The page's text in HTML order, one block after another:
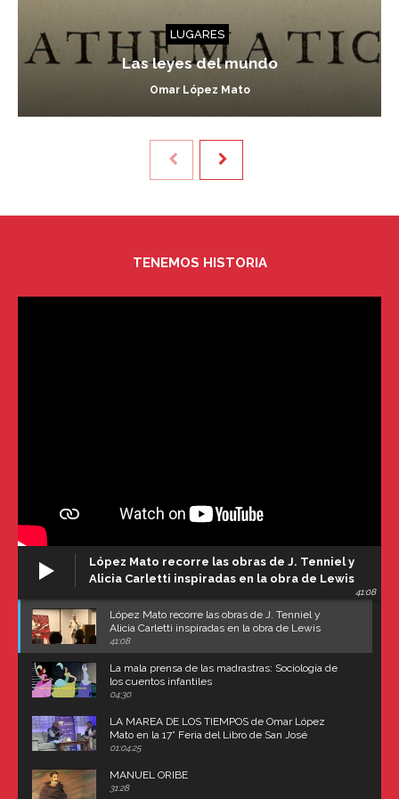
LUGARES
Las leyes del mundo
Omar López Mato
TENEMOS HISTORIA
López Mato recorre las obras de J. Tenniel y
Alicia Carletti inspiradas en la obra de Lewis
41:08
López Mato recorre las obras de J. Tenniel y
Alicia Carletti inspiradas en la obra de Lewis
Carroll
41:08
La mala prensa de las madrastras: Sociología de
los cuentos infantiles
04:30
LA MAREA DE LOS TIEMPOS de Omar López
Mato en la 17° Feria del Libro de San José
(Uruguay)
01:04:25
MANUEL ORIBE
31:28